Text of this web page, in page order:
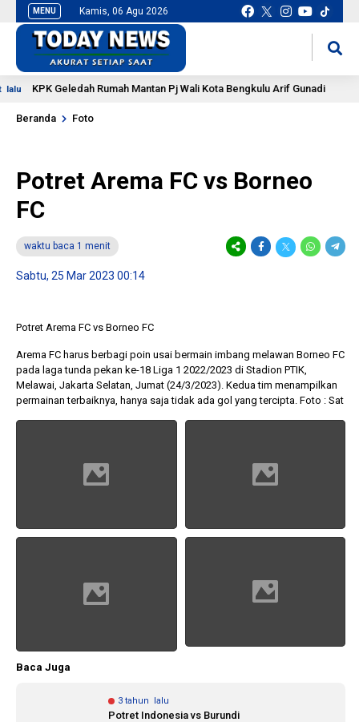
MENU Kamis, 06 Agu 2026
KPK Geledah Rumah Mantan Pj Wali Kota Bengkulu Arif Gunadi
Beranda Foto
Potret Arema FC vs Borneo
FC
waktu baca 1 menit
Sabtu, 25 Mar 2023 00:14
Potret Arema FC vs Borneo FC
Arema FC harus berbagi poin usai bermain imbang melawan Borneo FC
pada laga tunda pekan ke-18 Liga 1 2022/2023 di Stadion PTIK,
Melawai, Jakarta Selatan, Jumat (24/3/2023). Kedua tim menampilkan
permainan terbaiknya, hanya saja tidak ada gol yang tercipta. Foto : Sat
Baca Juga
3 tahun lalu
Potret Indonesia vs Burundi
di
10 bulan lalu
KPU Batalkan